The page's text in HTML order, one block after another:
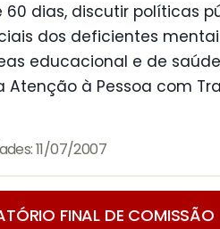
60 dias, discutir políticas
dos deficientes
educacional e de
Atenção à Pessoa com
11/07/2007
FINAL DE COMISSÃO